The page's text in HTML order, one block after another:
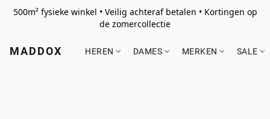
500m² fysieke winkel • Veilig achteraf betalen • Kortingen op
de zomercollectie
MADDOX HEREN DAMES MERKEN SALE